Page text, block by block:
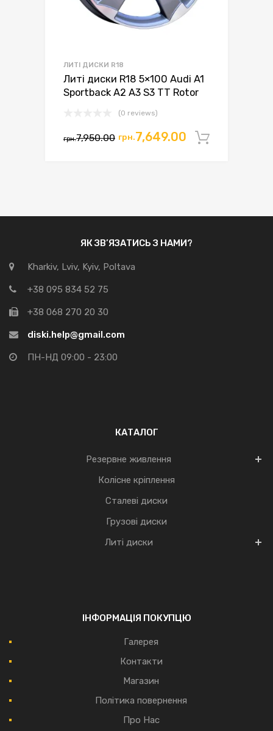
ЛИТІ ДИСКИ R18
Литі диски R18 5×100 Audi A1
Sportback A2 A3 S3 TT Rotor
(0 reviews)
грн.7,950.00 грн.7,649.00
ЯК ЗВ’ЯЗАТИСЬ З НАМИ?
Kharkiv, Lviv, Kyiv, Poltava
+38 095 834 52 75
+38 068 270 20 30
diski.help@gmail.com
ПН-НД 09:00 - 23:00
КАТАЛОГ
Резервне живлення
Колісне кріплення
Сталеві диски
Грузові диски
Литі диски
ІНФОРМАЦІЯ ПОКУПЦЮ
Галерея
Контакти
Магазин
Політика повернення
Про Нас